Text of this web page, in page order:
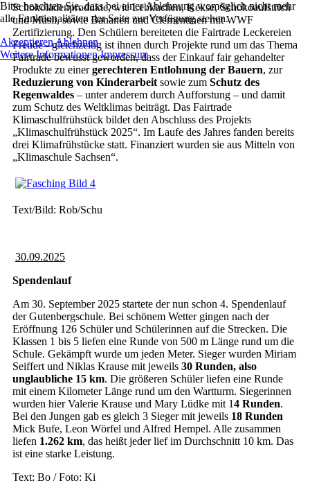
Schokoladenprodukte, wie Lebkuchen, Kekse, Schokoaufstrich
und Müsli, sowie Bananen und Clementinen mit WWF
Zertifizierung. Den Schülern bereiteten die Fairtrade Leckereien
Freude - gleichzeitig ist ihnen durch Projekte rund um das Thema
Fairtrade bewusst geworden, dass der Einkauf fair gehandelter
Produkte zu einergerechteren Entlohnung der Bauern, zur
Reduzierung von Kinderarbeit sowie zum Schutz des
Regenwaldes – unter anderem durch Aufforstung – und damit
zum Schutz des Weltklimas beiträgt. Das Fairtrade
Klimaschulfrühstück bildet den Abschluss des Projekts
„Klimaschulfrühstück 2025“. Im Laufe des Jahres fanden bereits
drei Klimafrühstücke statt. Finanziert wurden sie aus Mitteln von
„Klimaschule Sachsen“.
Text/Bild: Rob/Schu
30.09.2025
Spendenlauf
Am 30. September 2025 startete der nun schon 4. Spendenlauf
der Gutenbergschule. Bei schönem Wetter gingen nach der
Eröffnung 126 Schüler und Schülerinnen auf die Strecken. Die
Klassen 1 bis 5 liefen eine Runde von 500 m Länge rund um die
Schule. Gekämpft wurde um jeden Meter. Sieger wurden Miriam
Seiffert und Niklas Krause mit jeweils 30 Runden, also
unglaubliche 15 km. Die größeren Schüler liefen eine Runde
mit einem Kilometer Länge rund um den Wartturm. Siegerinnen
wurden hier Valerie Krause und Mary Lüdke mit 14 Runden.
Bei den Jungen gab es gleich 3 Sieger mit jeweils 18 Runden
Mick Bufe, Leon Wörfel und Alfred Hempel. Alle zusammen
liefen 1.262 km, das heißt jeder lief im Durchschnitt 10 km. Das
ist eine starke Leistung.
Text: Bo / Foto: Ki
Bitte beachten Sie, dass bei einer Ablehnung womöglich nicht mehr
alle Funktionalitäten der Seite zur Verfügung stehen.
AkzeptierenAblehnen
Weitere Informationen Impressum